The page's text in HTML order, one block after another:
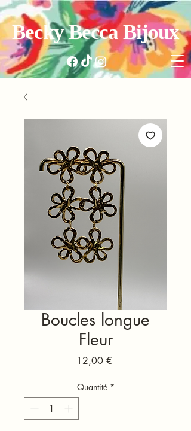
Becky Becca Bijoux
Boucles longue
Fleur
12,00 €Prix
Quantité *